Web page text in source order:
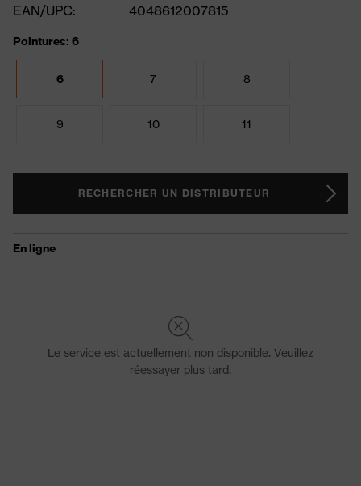
EAN/UPC:
4048612007815
Pointures: 6
6 7 8
9 10 11
RECHERCHER UN DISTRIBUTEUR